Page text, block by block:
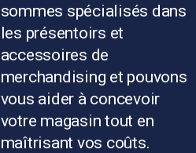
sommes spécialisés dans
les présentoirs et
accessoires de
merchandising et pouvons
vous aider à concevoir
votre magasin tout en
maîtrisant vos coûts.